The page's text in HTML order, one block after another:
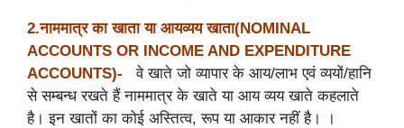
2.नाममात्र का खाता या आयव्यय खाता(NOMINAL
ACCOUNTS OR INCOME AND EXPENDITURE
ACCOUNTS)- वे खाते जो व्यापार के आय/लाभ एवं व्ययों/हानि
से सम्बन्ध रखते हैं नाममात्र के खाते या आय व्यय खाते कहलाते
है। इन खातों का कोई अस्तित्व, रूप या आकार नहीं है। ।